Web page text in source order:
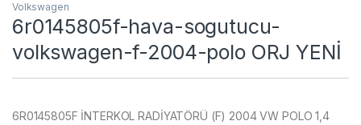
Volkswagen
6r0145805f-hava-sogutucu-
volkswagen-f-2004-polo ORJ YENİ
6R0145805F İNTERKOL RADİYATÖRÜ (F) 2004 VW POLO 1,4